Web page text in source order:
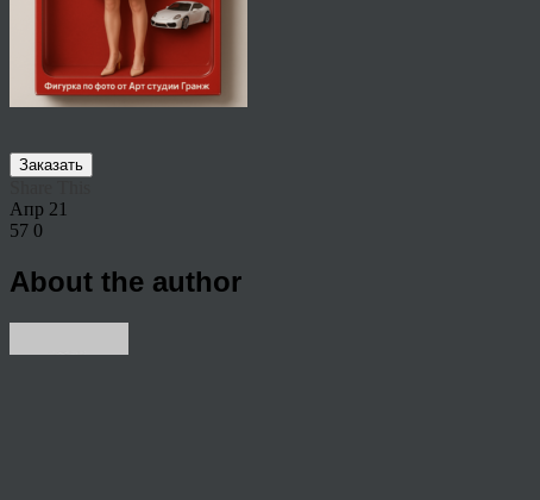
Заказать
Апр 21
57 0
About the author